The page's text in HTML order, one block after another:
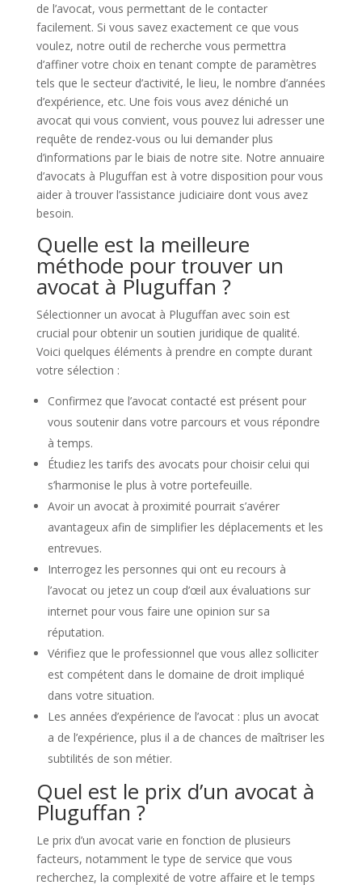
de l’avocat, vous permettant de le contacter
facilement. Si vous savez exactement ce que vous
voulez, notre outil de recherche vous permettra
d’affiner votre choix en tenant compte de paramètres
tels que le secteur d’activité, le lieu, le nombre d’années
d’expérience, etc. Une fois vous avez déniché un
avocat qui vous convient, vous pouvez lui adresser une
requête de rendez-vous ou lui demander plus
d’informations par le biais de notre site. Notre annuaire
d’avocats à Pluguffan est à votre disposition pour vous
aider à trouver l’assistance judiciaire dont vous avez
besoin.
Quelle est la meilleure
méthode pour trouver un
avocat à Pluguffan ?
Sélectionner un avocat à Pluguffan avec soin est
crucial pour obtenir un soutien juridique de qualité.
Voici quelques éléments à prendre en compte durant
votre sélection :
Confirmez que l’avocat contacté est présent pour
vous soutenir dans votre parcours et vous répondre
à temps.
Étudiez les tarifs des avocats pour choisir celui qui
s’harmonise le plus à votre portefeuille.
Avoir un avocat à proximité pourrait s’avérer
avantageux afin de simplifier les déplacements et les
entrevues.
Interrogez les personnes qui ont eu recours à
l’avocat ou jetez un coup d’œil aux évaluations sur
internet pour vous faire une opinion sur sa
réputation.
Vérifiez que le professionnel que vous allez solliciter
est compétent dans le domaine de droit impliqué
dans votre situation.
Les années d’expérience de l’avocat : plus un avocat
a de l’expérience, plus il a de chances de maîtriser les
subtilités de son métier.
Quel est le prix d’un avocat à
Pluguffan ?
Le prix d’un avocat varie en fonction de plusieurs
facteurs, notamment le type de service que vous
recherchez, la complexité de votre affaire et le temps